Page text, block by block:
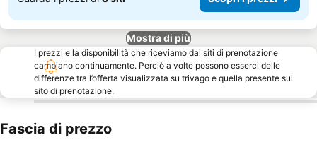
Mostra di più
I prezzi e la disponibilità che riceviamo dai siti di prenotazione
cambiano continuamente. Perciò a volte possono esserci delle
differenze tra l’offerta visualizzata su trivago e quella presente sul
sito di prenotazione.
Fascia di prezzo